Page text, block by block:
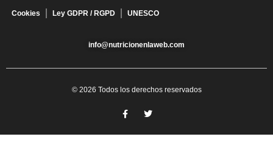
Cookies Ley GDPR / RGPD UNESCO
info@nutricionenlaweb.com
© 2026 Todos los derechos reservados